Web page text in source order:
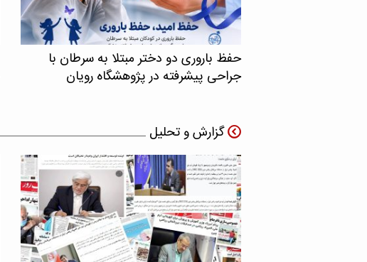
حفظ باروری دو دختر مبتلا به سرطان با
جراحی پیشرفته در پژوهشگاه رویان
گزارش و تحلیل